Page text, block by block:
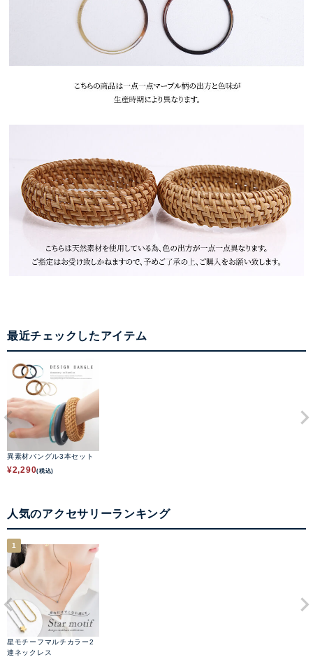
最近チェックしたアイテム
異素材バングル3本セット
¥2,290(税込)
人気のアクセサリーランキング
1
星モチーフマルチカラー2
連ネックレス